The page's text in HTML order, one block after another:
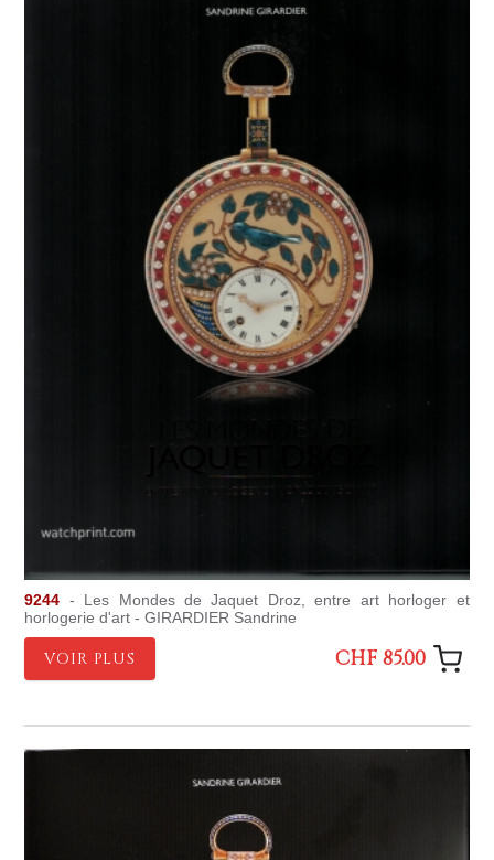
9244 - Les Mondes de Jaquet Droz, entre art horloger et
horlogerie d'art - GIRARDIER Sandrine
VOIR PLUS CHF 85.00